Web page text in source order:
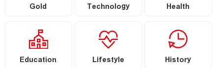
Gold Technology Health
Education Lifestyle History